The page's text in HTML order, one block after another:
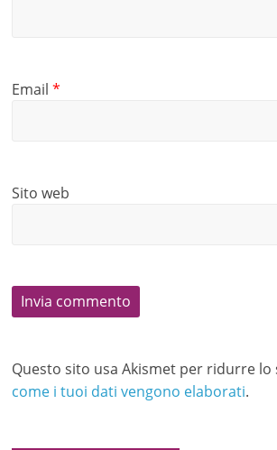
Email*
Sito web
Questo sito usa Akismet per ridurre
come i tuoi dati vengono elaborati.